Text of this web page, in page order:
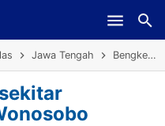
Jawa Tengah Bengkel Las Listrik sekitar Banjarnegara dan Wonosobo